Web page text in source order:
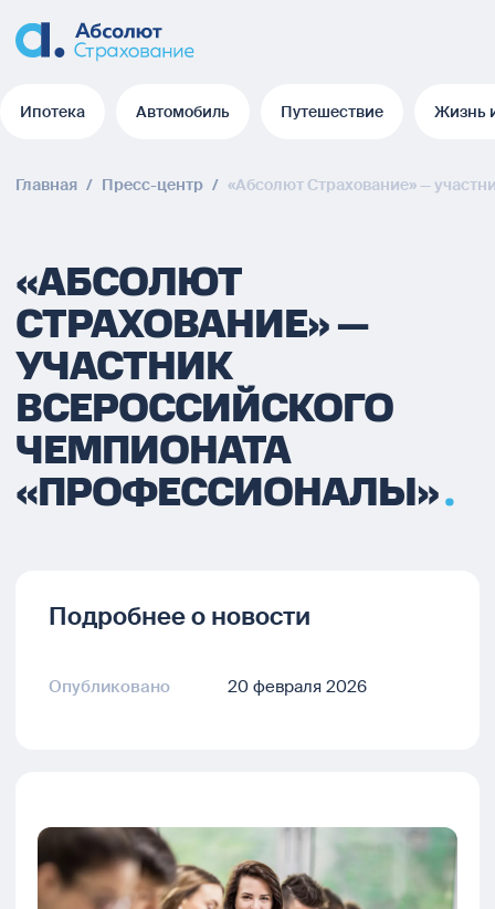
Ипотека Автомобиль Путешествие Жизнь
Главная / Пресс-центр / «Абсолют Страхование» —
«АБСОЛЮТ
СТРАХОВАНИЕ» —
УЧАСТНИК
ВСЕРОССИЙСКОГО
ЧЕМПИОНАТА
«ПРОФЕССИОНАЛЫ»
Подробнее о новости
Опубликовано 20 февраля 2026